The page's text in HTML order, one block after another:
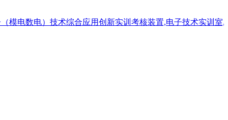
电数电）技术综合应用创新实训考核装置,电子技术实训室,